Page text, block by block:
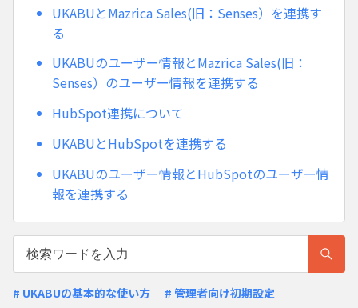
UKABUとMazrica Sales(旧：Senses）を連携す
る
UKABUのユーザー情報とMazrica Sales(旧：
Senses）のユーザー情報を連携する
HubSpot連携について
UKABUとHubSpotを連携する
UKABUのユーザー情報とHubSpotのユーザー情
報を連携する
# UKABUの基本的な使い方 # 管理者向け初期設定